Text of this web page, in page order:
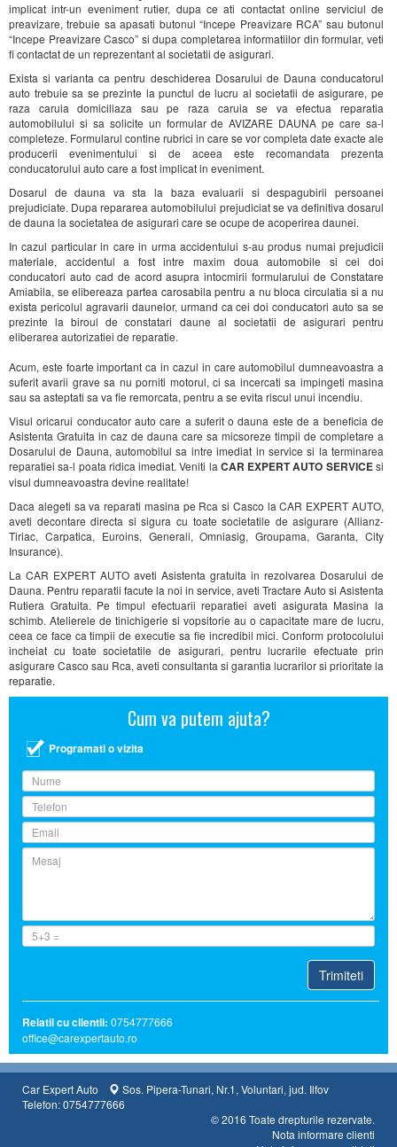
implicat intr-un eveniment rutier, dupa ce ati contactat online serviciul de
preavizare, trebuie sa apasati butonul “Incepe Preavizare RCA” sau butonul
“Incepe Preavizare Casco” si dupa completarea informatiilor din formular, veti
fi contactat de un reprezentant al societatii de asigurari.
Exista si varianta ca pentru deschiderea Dosarului de Dauna conducatorul
auto trebuie sa se prezinte la punctul de lucru al societatii de asigurare, pe
raza caruia domiciliaza sau pe raza caruia se va efectua reparatia
automobilului si sa solicite un formular de AVIZARE DAUNA pe care sa-l
completeze. Formularul contine rubrici in care se vor completa date exacte ale
producerii evenimentului si de aceea este recomandata prezenta
conducatorului auto care a fost implicat in eveniment.
Dosarul de dauna va sta la baza evaluarii si despagubirii persoanei
prejudiciate. Dupa repararea automobilului prejudiciat se va definitiva dosarul
de dauna la societatea de asigurari care se ocupe de acoperirea daunei.
In cazul particular in care in urma accidentului s-au produs numai prejudicii
materiale, accidentul a fost intre maxim doua automobile si cei doi
conducatori auto cad de acord asupra intocmirii formularului de Constatare
Amiabila, se elibereaza partea carosabila pentru a nu bloca circulatia si a nu
exista pericolul agravarii daunelor, urmand ca cei doi conducatori auto sa se
prezinte la biroul de constatari daune al societatii de asigurari pentru
eliberarea autorizatiei de reparatie.
Acum, este foarte important ca in cazul in care automobilul dumneavoastra a
suferit avarii grave sa nu porniti motorul, ci sa incercati sa impingeti masina
sau sa asteptati sa va fie remorcata, pentru a se evita riscul unui incendiu.
Visul oricarui conducator auto care a suferit o dauna este de a beneficia de
Asistenta Gratuita in caz de dauna care sa micsoreze timpii de completare a
Dosarului de Dauna, automobilul sa intre imediat in service si la terminarea
reparatiei sa-l poata ridica imediat. Veniti la CAR EXPERT AUTO SERVICEsi
visul dumneavoastra devine realitate!
Daca alegeti sa va reparati masina pe Rca si Casco la CAR EXPERT AUTO,
aveti decontare directa si sigura cu toate societatile de asigurare (Allianz-
Tiriac, Carpatica, Euroins, Generali, Omniasig, Groupama, Garanta, City
Insurance).
La CAR EXPERT AUTO aveti Asistenta gratuita in rezolvarea Dosarului de
Dauna. Pentru reparatii facute la noi in service, aveti Tractare Auto si Asistenta
Rutiera Gratuita. Pe timpul efectuarii reparatiei aveti asigurata Masina la
schimb. Atelierele de tinichigerie si vopsitorie au o capacitate mare de lucru,
ceea ce face ca timpii de executie sa fie incredibil mici. Conform protocolului
incheiat cu toate societatile de asigurari, pentru lucrarile efectuate prin
asigurare Casco sau Rca, aveti consultanta si garantia lucrarilor si prioritate la
reparatie.
Cum va putem ajuta?
Programati o vizita
Relatii cu clientii: 0754777666
office@carexpertauto.ro
Car Expert Auto
Sos. Pipera-Tunari, Nr.1, Voluntari, jud. Ilfov
Telefon: 0754777666
© 2016 Toate drepturile rezervate.
Nota informare clienti